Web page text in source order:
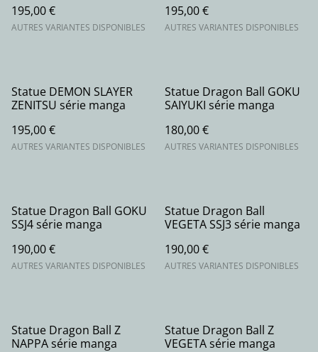
195,00 €
AUTRES VARIANTES DISPONIBLES
195,00 €
AUTRES VARIANTES DISPONIBLES
Statue DEMON SLAYER
ZENITSU série manga
195,00 €
AUTRES VARIANTES DISPONIBLES
Statue Dragon Ball GOKU
SAIYUKI série manga
180,00 €
AUTRES VARIANTES DISPONIBLES
Statue Dragon Ball GOKU
SSJ4 série manga
190,00 €
AUTRES VARIANTES DISPONIBLES
Statue Dragon Ball
VEGETA SSJ3 série manga
190,00 €
AUTRES VARIANTES DISPONIBLES
Statue Dragon Ball Z
NAPPA série manga
Statue Dragon Ball Z
VEGETA série manga